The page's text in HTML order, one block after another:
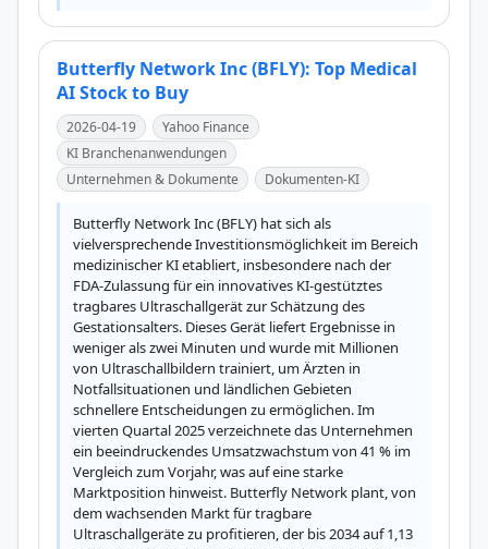
Butterfly Network Inc (BFLY): Top Medical
AI Stock to Buy
2026-04-19
Yahoo Finance
KI Branchenanwendungen
Unternehmen & Dokumente
Dokumenten-KI
Butterfly Network Inc (BFLY) hat sich als
vielversprechende Investitionsmöglichkeit im Bereich
medizinischer KI etabliert, insbesondere nach der
FDA-Zulassung für ein innovatives KI-gestütztes
tragbares Ultraschallgerät zur Schätzung des
Gestationsalters. Dieses Gerät liefert Ergebnisse in
weniger als zwei Minuten und wurde mit Millionen
von Ultraschallbildern trainiert, um Ärzten in
Notfallsituationen und ländlichen Gebieten
schnellere Entscheidungen zu ermöglichen. Im
vierten Quartal 2025 verzeichnete das Unternehmen
ein beeindruckendes Umsatzwachstum von 41 % im
Vergleich zum Vorjahr, was auf eine starke
Marktposition hinweist. Butterfly Network plant, von
dem wachsenden Markt für tragbare
Ultraschallgeräte zu profitieren, der bis 2034 auf 1,13